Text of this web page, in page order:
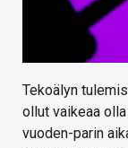
Tekoälyn
ollut vaikeaa
vuoden-parin